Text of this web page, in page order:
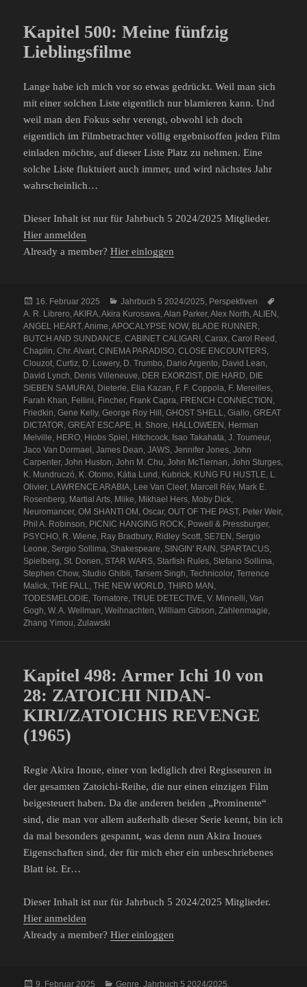
Kapitel 500: Meine fünfzig
Lieblingsfilme
Lange habe ich mich vor so etwas gedrückt. Weil man sich
mit einer solchen Liste eigentlich nur blamieren kann. Und
weil man den Fokus sehr verengt, obwohl ich doch
eigentlich im Filmbetrachter völlig ergebnisoffen jeden Film
einladen möchte, auf dieser Liste Platz zu nehmen. Eine
solche Liste fluktuiert auch immer, und wird nächstes Jahr
wahrscheinlich…
Dieser Inhalt ist nur für Jahrbuch 5 2024/2025 Mitglieder.
Hier anmelden
Already a member?Hier einloggen
Veröffentlicht
am
16. Februar 2025 Kategorien
Jahrbuch 5 2024/2025, Perspektiven
A. R. Librero,AKIRA,Akira Kurosawa,Alan Parker,Alex North,ALIEN ,
ANGEL HEART,Anime,APOCALYPSE NOW, BLADE RUNNER,
BUTCH AND SUNDANCE,CABINET CALIGARI ,Carax,Carol Reed ,
Chaplin,Chr. Alvart,CINEMA PARADISO,CLOSE ENCOUNTERS,
Clouzot,Curtiz, D. Lowery, D. Trumbo, Dario Argento, David Lean,
David Lynch, Denis Villeneuve, DER EXORZIST, DIE HARD, DIE
SIEBEN SAMURAI , Dieterle, Elia Kazan, F. F. Coppola, F. Mereilles,
Farah Khan, Fellini, Fincher, Frank Capra, FRENCH CONNECTION ,
Friedkin,Gene Kelly,George Roy Hill ,GHOST SHELL,Giallo,GREAT
DICTATOR,GREAT ESCAPE, H. Shore, HALLOWEEN , Herman
Melville, HERO, Hiobs Spiel , Hitchcock, Isao Takahata,J. Tourneur,
Jaco Van Dormael ,James Dean,JAWS,Jennifer Jones,John
Carpenter,John Huston,John M. Chu,John McTiernan,John Sturges,
K. Mundruczó, K. Otomo, Kátia Lund , Kubrick, KUNG FU HUSTLE, L.
Olivier, LAWRENCE ARABIA, Lee Van Cleef, Marcell Rév, Mark E.
Rosenberg, Martial Arts, Miike, Mikhael Hers, Moby Dick,
Neuromancer,OM SHANTI OM ,Oscar,OUT OF THE PAST, Peter Weir,
Phil A. Robinson, PICNIC HANGING ROCK, Powell & Pressburger,
PSYCHO, R. Wiene, Ray Bradbury, Ridley Scott, SE7EN , Sergio
Leone, Sergio Sollima, Shakespeare, SINGIN' RAIN , SPARTACUS,
Spielberg, St. Donen, STAR WARS, Starfish Rules, Stefano Sollima,
Stephen Chow, Studio Ghibli,Tarsem Singh,Technicolor,Terrence
Malick,THE FALL,THE NEW WORLD,THIRD MAN ,
TODESMELODIE,Tornatore,TRUE DETECTIVE,V. Minnelli,Van
Gogh,W. A. Wellman,Weihnachten,William Gibson,Zahlenmagie,
Zhang Yimou,Zulawski
Kapitel 498: Armer Ichi 10 von
28: ZATOICHI NIDAN-
KIRI/ZATOICHIS REVENGE
(1965)
Regie Akira Inoue, einer von lediglich drei Regisseuren in
der gesamten Zatoichi-Reihe, die nur einen einzigen Film
beigesteuert haben. Da die anderen beiden „Prominente“
sind, die man vor allem außerhalb dieser Serie kennt, bin ich
da mal besonders gespannt, was denn nun Akira Inoues
Eigenschaften sind, der für mich eher ein unbeschriebenes
Blatt ist. Er…
Dieser Inhalt ist nur für Jahrbuch 5 2024/2025 Mitglieder.
Hier anmelden
Already a member?Hier einloggen
Veröffentlicht
9. Februar 2025 Kategorien
Genre,Jahrbuch 5 2024/2025,